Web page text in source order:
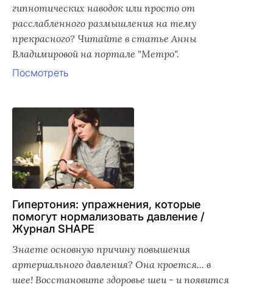
гипнотических наводок или просто от
расслабленного размышления на тему
прекрасного? Читайте в статье Анны
Владимировой на портале "Метро".
Посмотреть
Гипертония: упражнения, которые
помогут нормализовать давление /
Журнал SHAPE
Знаете основную причину повышения
артериального давления? Она кроется... в
шее! Восстановите здоровье шеи - и появится